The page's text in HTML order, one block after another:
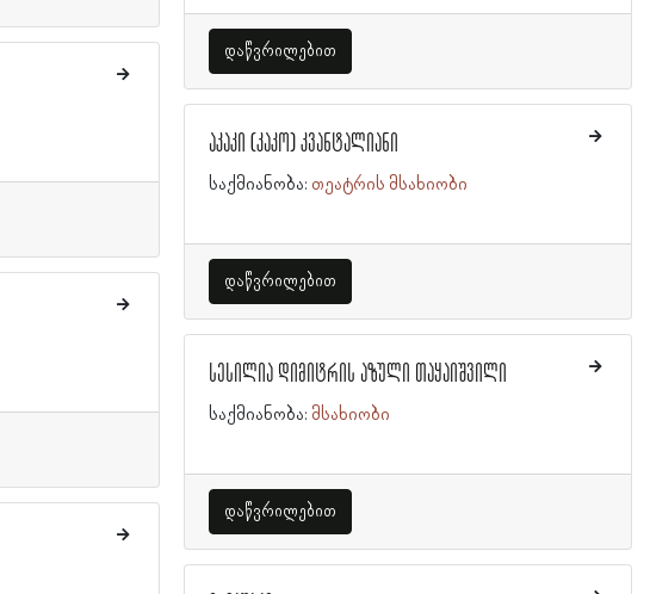
დაწვრილებით
აკაკი (კაკო) კვანტალიანი
საქმიანობა: თეატრის მსახიობი
დაწვრილებით
სესილია დიმიტრის აზული თაყაიშვილი
საქმიანობა: მსახიობი
დაწვრილებით